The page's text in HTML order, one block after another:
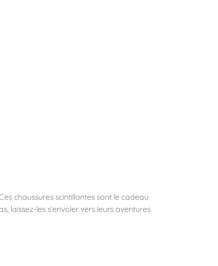
chaussures scintillantes sont le cadeau
laissez-les s’envoler vers leurs aventures